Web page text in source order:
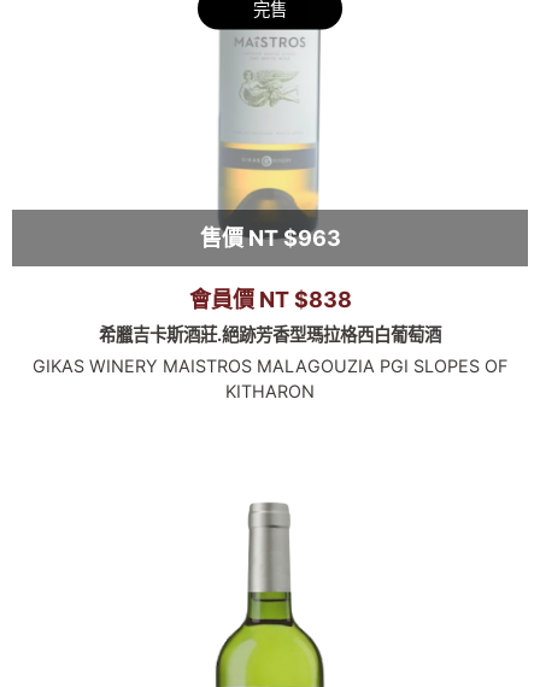
完售
售價 NT $963
會員價 NT $838
希臘吉卡斯酒莊.絕跡芳香型瑪拉格西白葡萄酒
GIKAS WINERY MAISTROS MALAGOUZIA PGI SLOPES OF
KITHARON